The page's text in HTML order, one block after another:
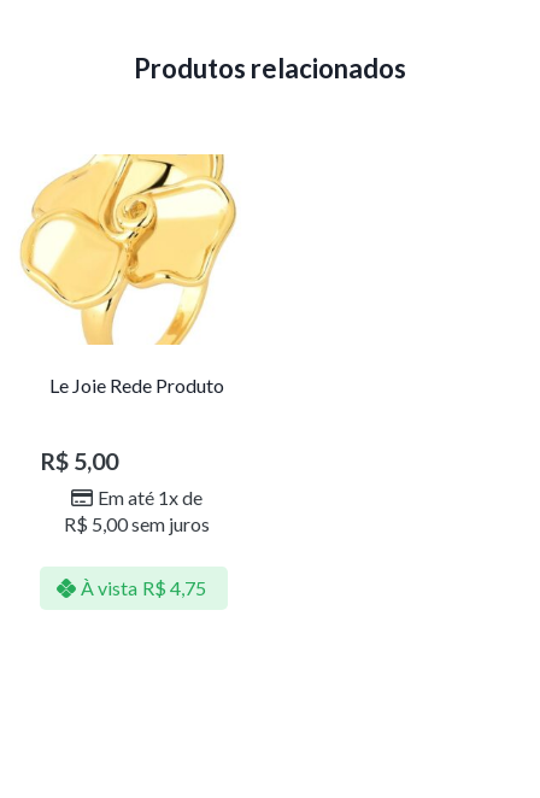
Produtos relacionados
Le Joie Rede Produto
R$ 5,00
Em até 1x de
R$ 5,00sem juros
À vista R$ 4,75